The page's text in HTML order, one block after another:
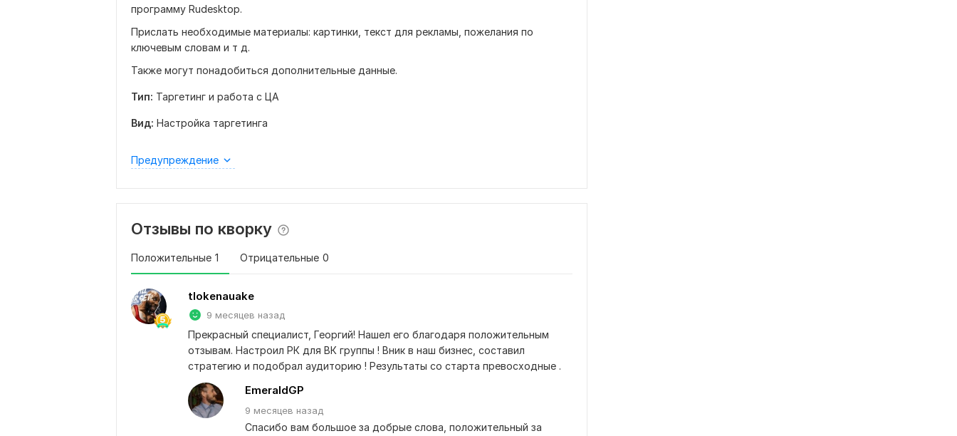
программу Rudesktop.
Прислать необходимые материалы: картинки, текст для рекламы, пожелания по
ключевым словам и т д.
Также могут понадобиться дополнительные данные.
Тип: Таргетинг и работа с ЦА
Вид: Настройка таргетинга
Предупреждение
Отзывы по кворку
Положительные 1 Отрицательные 0
tlokenauake
9 месяцев назад
Прекрасный специалист, Георгий! Нашел его благодаря положительным
отзывам. Настроил РК для ВК группы ! Вник в наш бизнес, составил
стратегию и подобрал аудиторию ! Результаты со старта превосходные .
EmeraldGP
9 месяцев назад
Спасибо вам большое за добрые слова, положительный за